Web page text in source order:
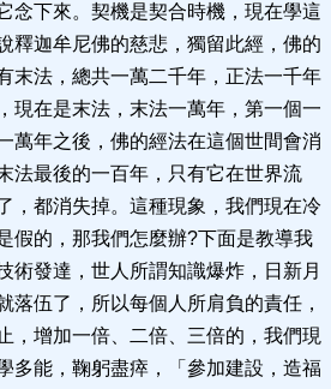
念下來。契機是契合時機，現在學這
釋迦牟尼佛的慈悲，獨留此經，佛的
末法，總共一萬二千年，正法一千年
現在是末法，末法一萬年，第一個一
萬年之後，佛的經法在這個世間會消
法最後的一百年，只有它在世界流
，都消失掉。這種現象，我們現在冷
假的，那我們怎麼辦?下面是教導我
術發達，世人所謂知識爆炸，日新月
落伍了，所以每個人所肩負的責任，
，增加一倍、二倍、三倍的，我們現
多能，鞠躬盡瘁，「參加建設，造福